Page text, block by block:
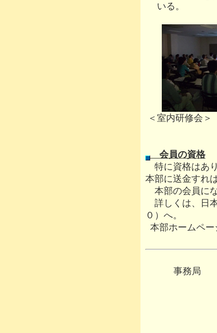
いる。
＜室
会員の資格
特に資格はあ
本部に送金すれ
本部の会員に
詳しくは、日
０）へ。
本部ホームペ
事務局